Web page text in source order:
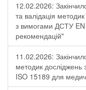
12.02.2026:
та валідація
з вимогами ДСТУ
рекомендацій"
11.02.2026:
методик досліджень
ISO 15189 для